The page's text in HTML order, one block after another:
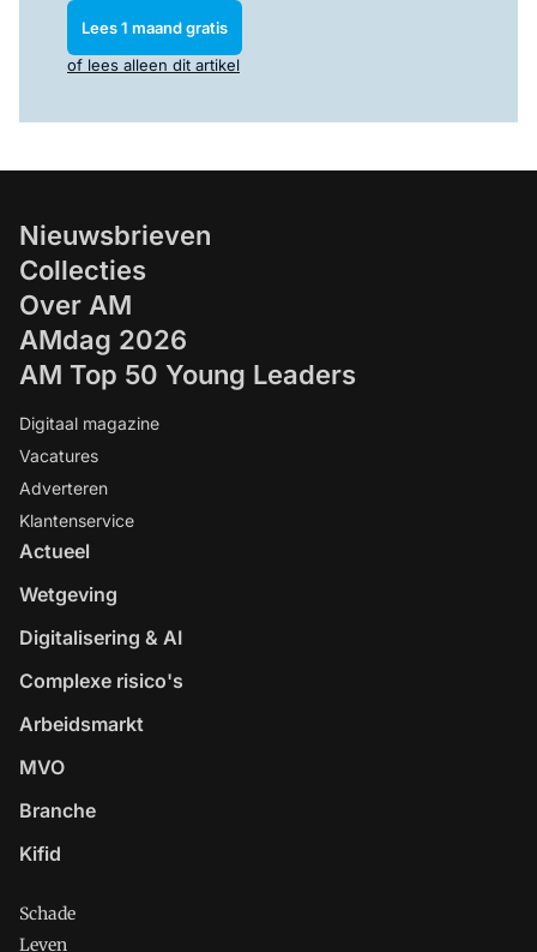
Lees 1 maand gratis
of lees alleen dit artikel
Nieuwsbrieven
Collecties
Over AM
AMdag 2026
AM Top 50 Young Leaders
Digitaal magazine
Vacatures
Adverteren
Klantenservice
Actueel
Wetgeving
Digitalisering & AI
Complexe risico's
Arbeidsmarkt
MVO
Branche
Kifid
Schade
Leven